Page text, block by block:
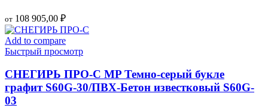
от 108 905,00 ₽
Add to compare
Быстрый просмотр
СНЕГИРЬ ПРО-С MP Темно-серый букле
графит S60G-30/ПВХ-Бетон известковый S60G-
03